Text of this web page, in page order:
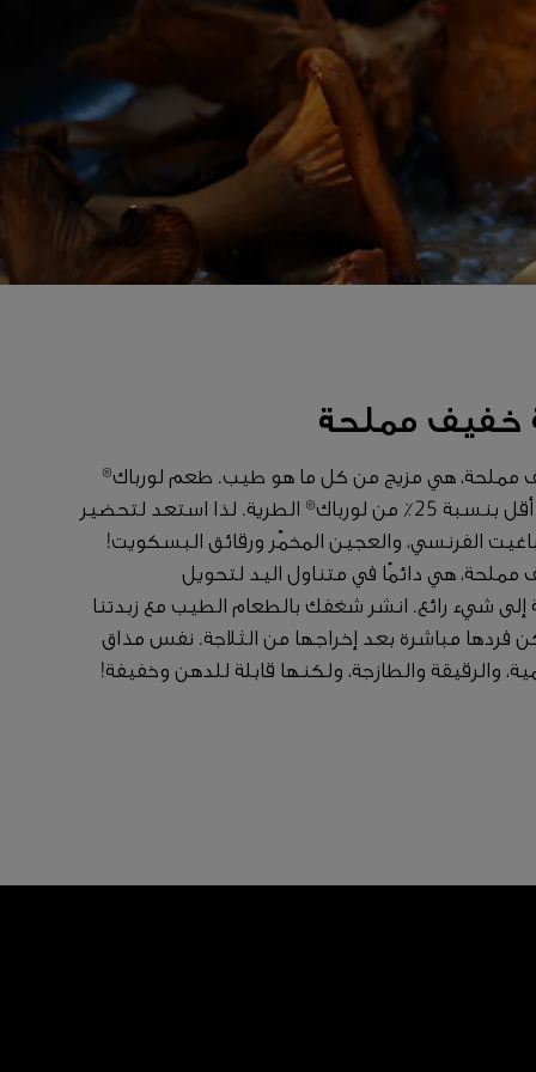
خفيف مملحة
مملحة، هي مزيج من كل ما هو طيب. طعم لورباك®
الذي تحبه، فقط بدهون أقل بنسبة 25٪ من لورباك® الطرية. لذا استعد لتحضير
الفرنسي، والعجين المخمّر ورقائق البسكويت!
مملحة، هي دائمًا في متناول اليد لتحويل
شيء رائع. انشر شغفك بالطعام الطيب مع زبدتنا
فردها مباشرة بعد إخراجها من الثلاجة. نفس مذاق
والرقيقة والطازجة، ولكنها قابلة للدهن وخفيفة!